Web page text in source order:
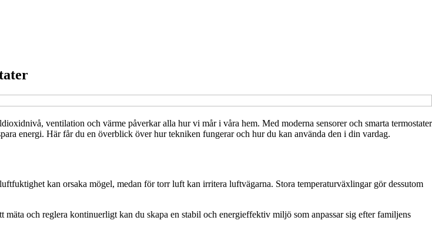
ventilation och värme påverkar alla hur vi mår i våra hem. Med moderna sensorer och smarta termostater
energi. Här får du en överblick över hur tekniken fungerar och hur du kan använda den i din vardag.
kan orsaka mögel, medan för torr luft kan irritera luftvägarna. Stora temperaturväxlingar gör dessutom
och reglera kontinuerligt kan du skapa en stabil och energieffektiv miljö som anpassar sig efter familjens